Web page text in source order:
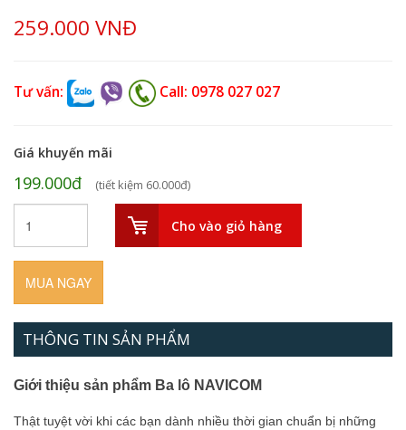
259.000 VNĐ
Tư vấn: Call: 0978 027 027
Giá khuyến mãi
199.000đ (tiết kiệm 60.000đ)
Cho vào giỏ hàng
MUA NGAY
THÔNG TIN SẢN PHẨM
Giới thiệu sản phẩm Ba lô NAVICOM
Thật tuyệt vời khi các bạn dành nhiều thời gian chuẩn bị những